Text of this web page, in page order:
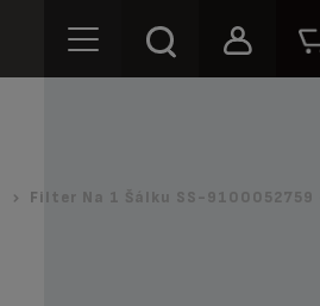
Filter Na 1 Šálku SS-9100052759